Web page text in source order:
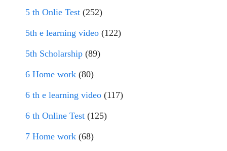
5 th Onlie Test (252)
5th e learning video (122)
5th Scholarship (89)
6 Home work (80)
6 th e learning video (117)
6 th Online Test (125)
7 Home work (68)